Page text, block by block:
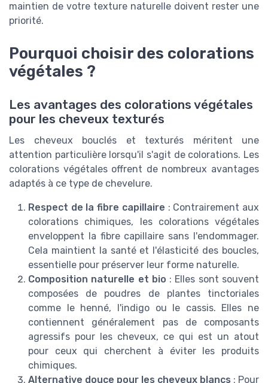
maintien de votre texture naturelle doivent rester une
priorité.
Pourquoi choisir des colorations
végétales ?
Les avantages des colorations végétales
pour les cheveux texturés
Les cheveux bouclés et texturés méritent une
attention particulière lorsqu'il s'agit de colorations. Les
colorations végétales offrent de nombreux avantages
adaptés à ce type de chevelure.
Respect de la fibre capillaire : Contrairement aux
colorations chimiques, les colorations végétales
enveloppent la fibre capillaire sans l'endommager.
Cela maintient la santé et l'élasticité des boucles,
essentielle pour préserver leur forme naturelle.
Composition naturelle et bio : Elles sont souvent
composées de poudres de plantes tinctoriales
comme le henné, l'indigo ou le cassis. Elles ne
contiennent généralement pas de composants
agressifs pour les cheveux, ce qui est un atout
pour ceux qui cherchent à éviter les produits
chimiques.
Alternative douce pour les cheveux blancs : Pour